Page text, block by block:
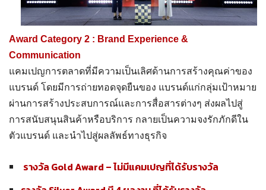
Award Category 2 : Brand Experience &
Communication
แคมเปญการตลาดที่มีความเป็นเลิศด้านการสร้างคุณค่าของ
แบรนด์ โดยมีการถ่ายทอดจุดยืนของ แบรนด์แก่กลุ่มเป้าหมาย
ผ่านการสร้างประสบการณ์และการสื่อสารต่างๆ ส่งผลไปสู่
การสนับสนุนสินค้าหรือบริการ กลายเป็นความจงรักภักดีใน
ตัวแบรนด์ และนำไปสู่ผลลัพธ์ทางธุรกิจ
รางวัล Gold Award –ไม่มีแคมเปญที่ได้รับรางวัล